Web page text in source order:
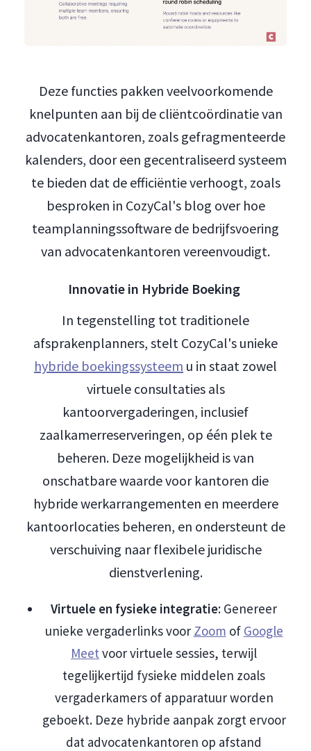
Deze functies pakken veelvoorkomende
knelpunten aan bij de cliëntcoördinatie van
advocatenkantoren, zoals gefragmenteerde
kalenders, door een gecentraliseerd systeem
te bieden dat de efficiëntie verhoogt, zoals
besproken in CozyCal's blog over hoe
teamplanningssoftware de bedrijfsvoering
van advocatenkantoren vereenvoudigt.
Innovatie in Hybride Boeking
In tegenstelling tot traditionele
afsprakenplanners, stelt CozyCal's unieke
hybride boekingssysteem u in staat zowel
virtuele consultaties als
kantoorvergaderingen, inclusief
zaalkamerreserveringen, op één plek te
beheren. Deze mogelijkheid is van
onschatbare waarde voor kantoren die
hybride werkarrangementen en meerdere
kantoorlocaties beheren, en ondersteunt de
verschuiving naar flexibele juridische
dienstverlening.
Virtuele en fysieke integratie: Genereer
unieke vergaderlinks voor Zoom of Google
Meet voor virtuele sessies, terwijl
tegelijkertijd fysieke middelen zoals
vergaderkamers of apparatuur worden
geboekt. Deze hybride aanpak zorgt ervoor
dat advocatenkantoren op afstand